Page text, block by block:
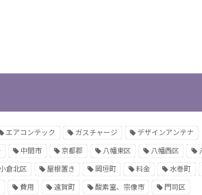
エアコンテック ガスチャージ デザインアンテナ
中間市 京都郡 八幡東区 八幡西区
小倉北区 屋根置き 岡垣町 料金 水巻町
費用 遠賀町 酸素室、宗像市 門司区